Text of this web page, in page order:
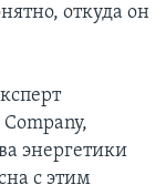
откуда он
энергетики
с этим